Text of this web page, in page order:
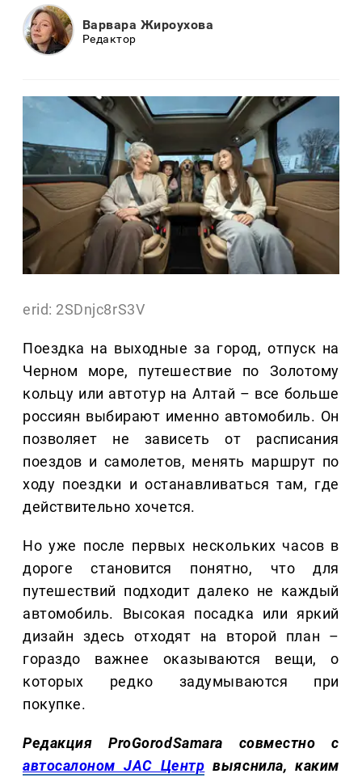
Варвара Жироухова
Редактор
erid: 2SDnjc8rS3V
Поездка на выходные за город, отпуск на
Черном море, путешествие по Золотому
кольцу или автотур на Алтай – все больше
россиян выбирают именно автомобиль. Он
позволяет не зависеть от расписания
поездов и самолетов, менять маршрут по
ходу поездки и останавливаться там, где
действительно хочется.
Но уже после первых нескольких часов в
дороге становится понятно, что для
путешествий подходит далеко не каждый
автомобиль. Высокая посадка или яркий
дизайн здесь отходят на второй план –
гораздо важнее оказываются вещи, о
которых редко задумываются при
покупке.
Редакция ProGorodSamara совместно с
автосалоном JAC Центр выяснила, каким